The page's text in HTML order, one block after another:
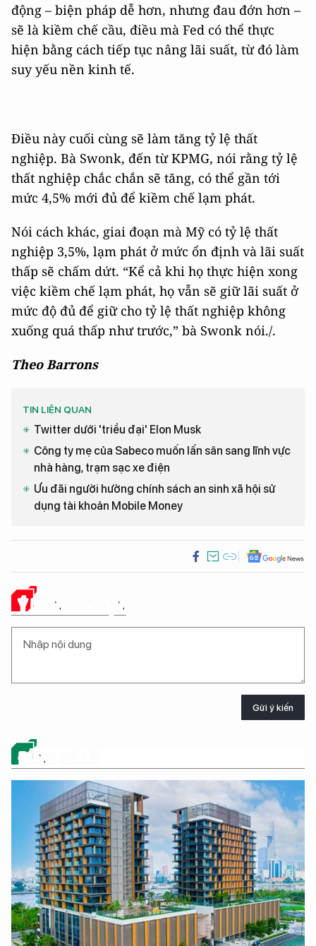
động – biện pháp dễ hơn, nhưng đau đớn hơn –
sẽ là kiềm chế cầu, điều mà Fed có thể thực
hiện bằng cách tiếp tục nâng lãi suất, từ đó làm
suy yếu nền kinh tế.
Điều này cuối cùng sẽ làm tăng tỷ lệ thất
nghiệp. Bà Swonk, đến từ KPMG, nói rằng tỷ lệ
thất nghiệp chắc chắn sẽ tăng, có thể gần tới
mức 4,5% mới đủ để kiềm chế lạm phát.
Nói cách khác, giai đoạn mà Mỹ có tỷ lệ thất
nghiệp 3,5%, lạm phát ở mức ổn định và lãi suất
thấp sẽ chấm dứt. “Kể cả khi họ thực hiện xong
việc kiềm chế lạm phát, họ vẫn sẽ giữ lãi suất ở
mức độ đủ để giữ cho tỷ lệ thất nghiệp không
xuống quá thấp như trước,” bà Swonk nói./.
Theo Barrons
TIN LIÊN QUAN
Twitter dưới 'triều đại' Elon Musk
Công ty mẹ của Sabeco muốn lấn sân sang lĩnh vực
nhà hàng, trạm sạc xe điện
Ưu đãi người hưởng chính sách an sinh xã hội sử
dụng tài khoản Mobile Money
Ý KIẾN CỦA BẠN
Gửi ý kiến
ĐỪNG BỎ LỠ